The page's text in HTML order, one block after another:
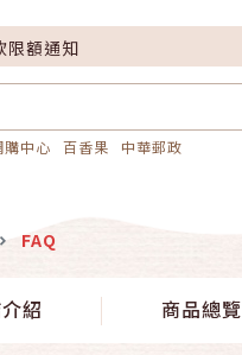
限額通知
購中心 百香果 中華郵政
FAQ
紹 商品總覽